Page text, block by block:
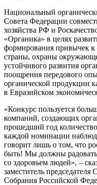
Национальный
Совета Федерации
хозяйства РФ и
«Органика» в целях
формирования привычек к
страны, охраны
устойчивого развития
поощрения передового
органической продукции
в Евразийском
«Конкурс пользуется
компаний, создающих
прошедший год
каждой номинации
говорит лишь о том, что
быть! Мы должны
со здоровьем людей», –
заместитель
Собрания Российской